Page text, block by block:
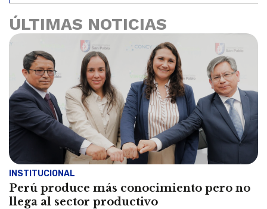
ÚLTIMAS NOTICIAS
INSTITUCIONAL
Perú produce más conocimiento pero no
llega al sector productivo